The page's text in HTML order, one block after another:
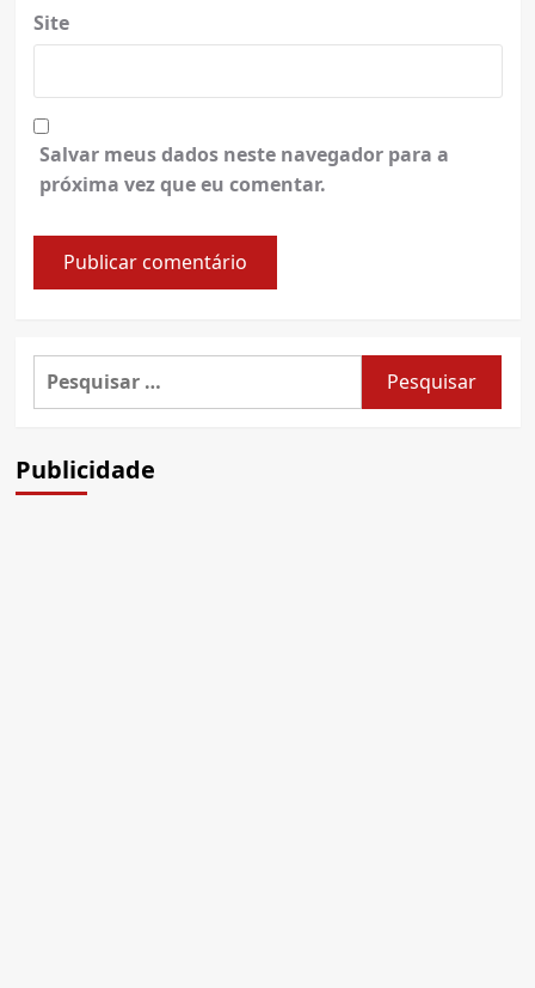
Site
Salvar meus dados neste navegador para a
próxima vez que eu comentar.
Pesquisar
Publicidade